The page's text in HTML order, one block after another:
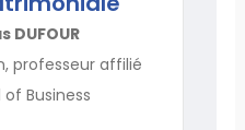
DUFOUR
professeur affilié
of Business